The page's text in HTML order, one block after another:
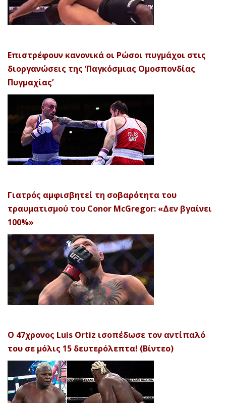
Επιστρέφουν κανονικά οι Ρώσοι πυγμάχοι στις
διοργανώσεις της ‘Παγκόσμιας Ομοσπονδίας
Πυγμαχίας’
Γιατρός αμφισβητεί τη σοβαρότητα του
τραυματισμού του Conor McGregor: «Δεν βγαίνει
100%»
Ο 47χρονος Luis Ortiz ισοπέδωσε τον αντίπαλό
του σε μόλις 15 δευτερόλεπτα! (Βίντεο)